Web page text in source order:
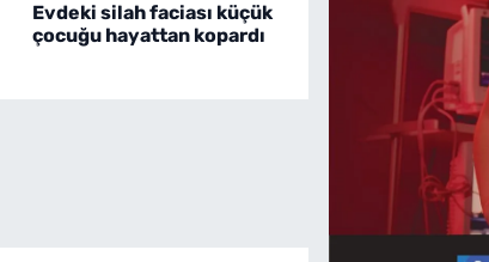
Evdeki silah faciası küçük
çocuğu hayattan kopardı